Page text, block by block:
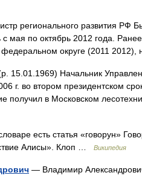
регионального развития РФ
с мая по октябрь 2012 года.
округе (2011
15.01.1969) Начальник
г. во втором президентском
получил в Московском
есть статья «говорун»
Алисы». Клоп …
Википедия
— Владимир